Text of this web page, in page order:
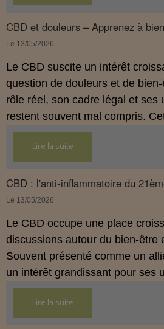
propose une mise au point
comprendre comment le CBD
démarche de prévention, sans
CBD et douleurs – Apprenez à
Le 13/05/2026
Le CBD suscite un intérêt
question de douleurs et de
rôle réel, son cadre légal et ses
restent souvent mal compris.
mise au point claire, moderne et
réglementation française de
comprendre comment le CBD
approche globale de prévention.
Lire la suite
CBD : l'anti-inflammatoire du
Le 13/05/2026
Le CBD occupe une place
discussions autour du bien‑être
Souvent présenté comme un
un intérêt grandissant pour ses
son interaction avec le système
Cet article propose une mise au
et conforme à la réglementation
Lire la suite